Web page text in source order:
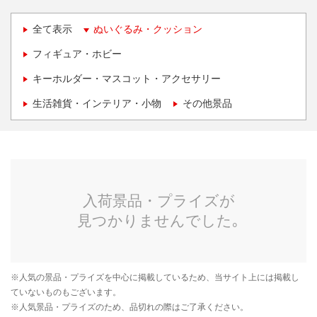
全て表示 ぬいぐるみ・クッション
フィギュア・ホビー
キーホルダー・マスコット・アクセサリー
生活雑貨・インテリア・小物 その他景品